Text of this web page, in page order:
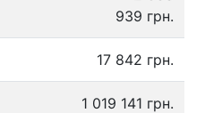
939 грн.
17 842 грн.
1 019 141 грн.